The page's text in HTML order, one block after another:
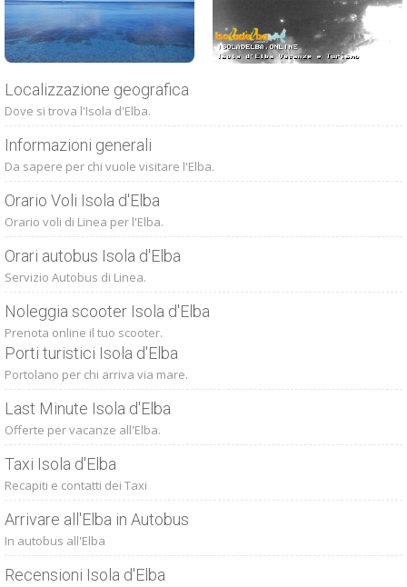
Localizzazione geografica
Dove si trova l'Isola d'Elba.
Informazioni generali
Da sapere per chi vuole visitare l'Elba.
Orario Voli Isola d'Elba
Orario voli di Linea per l'Elba.
Orari autobus Isola d'Elba
Servizio Autobus di Linea.
Noleggia scooter Isola d'Elba
Prenota online il tuo scooter.
Porti turistici Isola d'Elba
Portolano per chi arriva via mare.
Last Minute Isola d'Elba
Offerte per vacanze all'Elba.
Taxi Isola d'Elba
Recapiti e contatti dei Taxi
Arrivare all'Elba in Autobus
In autobus all'Elba
Recensioni Isola d'Elba